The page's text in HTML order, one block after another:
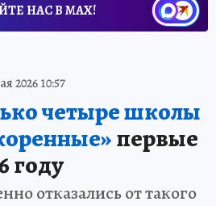
НАС В МАХ!
2026 10:57
четыре школы
первые
году
отказались от такого